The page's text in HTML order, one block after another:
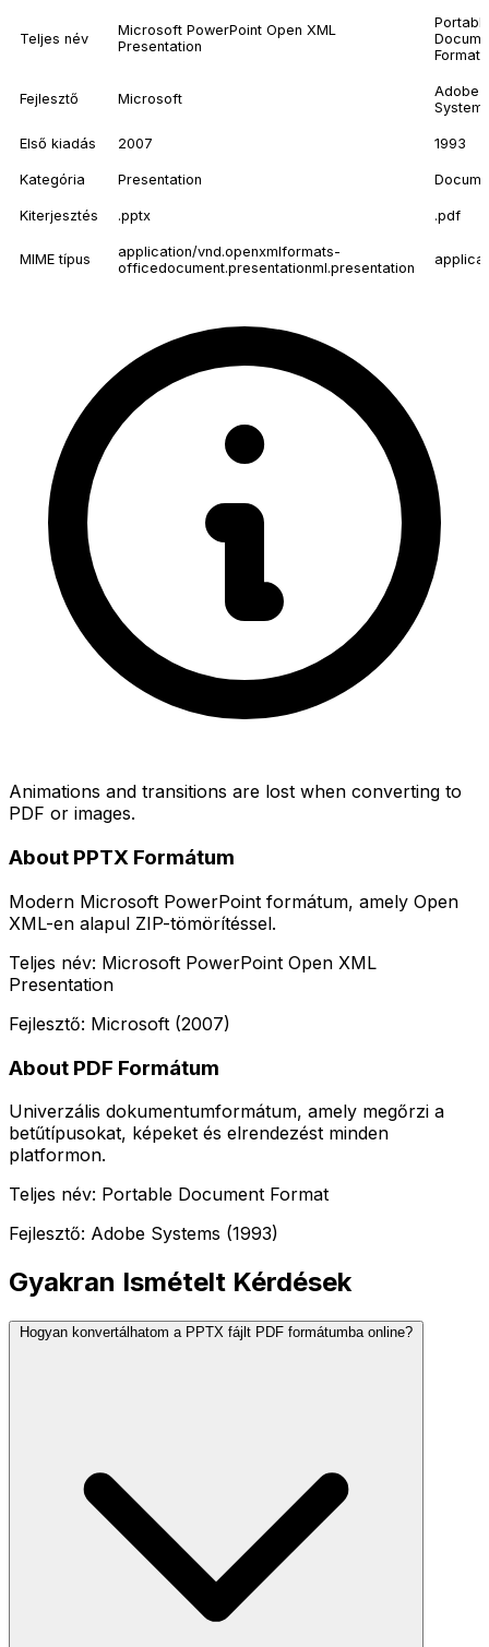
Teljes név
Microsoft PowerPoint Open XML
Presentation
Format
Fejlesztő Microsoft
Adobe
Első kiadás 2007 1993
Kategória Presentation
Kiterjesztés .pptx .pdf
MIME típus
application/vnd.openxmlformats-
officedocument.presentationml.presentation
Animations and transitions are lost when converting to
PDF or images.
About PPTX Formátum
Modern Microsoft PowerPoint formátum, amely Open
XML-en alapul ZIP-tömörítéssel.
Teljes név: Microsoft PowerPoint Open XML
Presentation
Fejlesztő: Microsoft (2007)
About PDF Formátum
Univerzális dokumentumformátum, amely megőrzi a
betűtípusokat, képeket és elrendezést minden
platformon.
Teljes név: Portable Document Format
Fejlesztő: Adobe Systems (1993)
Gyakran Ismételt Kérdések
Hogyan konvertálhatom a PPTX fájlt PDF formátumba online?